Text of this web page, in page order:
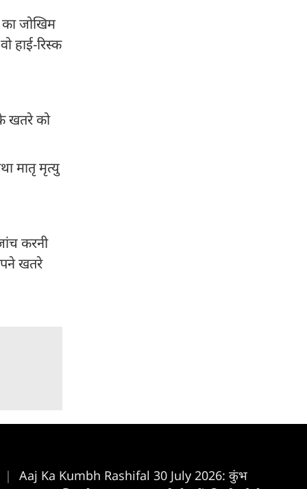
का जोखिम
हाई-रिस्क
खतरे को
मातृ मृत्यु
करनी
खतरे
|
Aaj Ka Kumbh Rashifal 30 July 2026: कुंभ